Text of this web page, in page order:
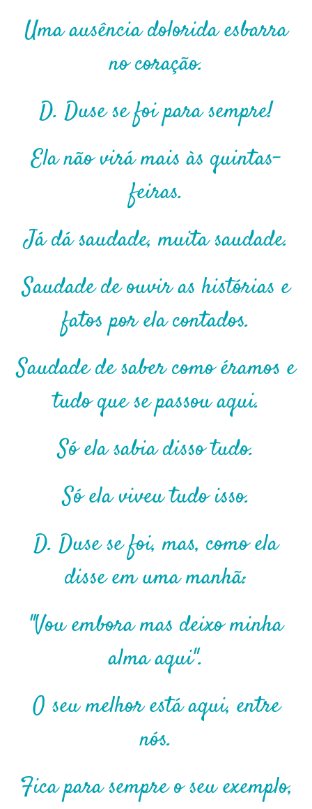
Uma ausência dolorida esbarra
no coração.
D. Duse se foi para sempre!
Ela não virá mais às quintas-
feiras.
Já dá saudade, muita saudade.
Saudade de ouvir as histórias e
fatos por ela contados.
Saudade de saber como éramos e
tudo que se passou aqui.
Só ela sabia disso tudo.
Só ela viveu tudo isso.
D. Duse se foi, mas, como ela
disse em uma manhã:
"Vou embora mas deixo minha
alma aqui".
O seu melhor está aqui, entre
nós.
Fica para sempre o seu exemplo,